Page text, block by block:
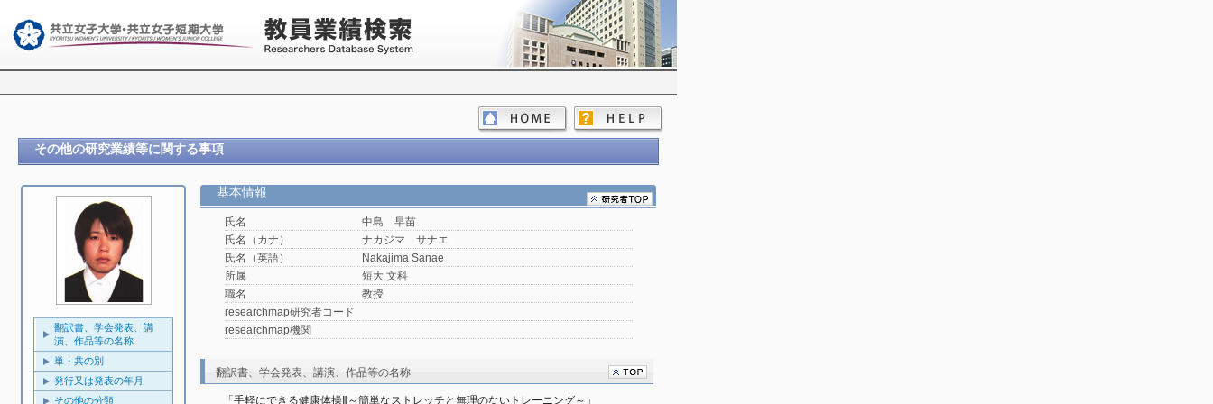
その他の研究業績等に関する事項
翻訳書、学会発表、講
演、作品等の名称
単・共の別
発行又は発表の年月
その他の分類
基本情報
氏名
中島 早苗
氏名（カナ）
ナカジマ サナエ
氏名（英語）
Nakajima Sanae
所属
短大 文科
職名
教授
researchmap研究者コード
researchmap機関
翻訳書、学会発表、講演、作品等の名称
「手軽にできる健康体操Ⅱ～簡単なストレッチと無理のないトレーニング～」